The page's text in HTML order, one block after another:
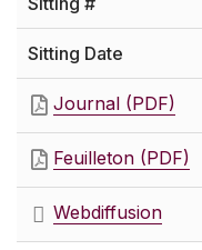
Journal (PDF)
Feuilleton (PDF)
Webdiffusion